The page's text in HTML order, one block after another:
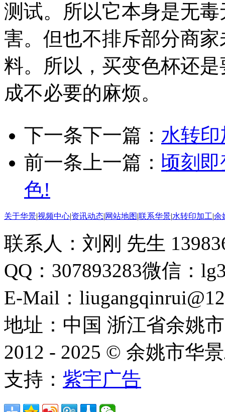
测试。所以它本身是无
害。但也不排斥部分商
料。所以，买变色杯还
成不必要的麻烦。
下一条下一篇： 水转
前一条 上一篇： 顷刻
色!
关于华景|视频中心|资讯动态|网站地图|联系华景|水转印加工|余
联系人：刘刚 先生
QQ：307893283微信：
E-Mail：
地址：中国 浙江省余姚
2012 - 2025 © 余姚市华
支持： 紫宇广告